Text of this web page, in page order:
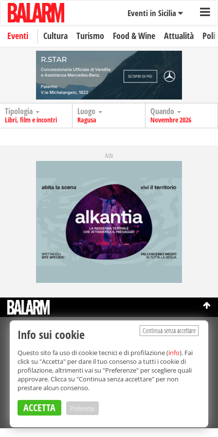
Eventi in Sicilia
Eventi Cultura Turismo Food & Wine Attualità
Tipologia
Libri, film e incontri
Luogo
Ragusa
Quando
Novembre 2026
Adv
©Copyright 2003-2026
Bmedia Srl
La riproduzione totale o parziale di tutti i contenuti, in qualunque
forma, su qualsiasi supporto è proibita.
Balarm.it è una testata giornalistica registrata. Autorizzazione del
Tribunale di Palermo n° 32 del 21/10/2003
Direttore responsabile:Fabio Ricotta
Privacy e Cookie Policy
Continua senza accettare
Info sui cookie
Questo sito fa uso di cookie tecnici e di profilazione (info). Fai
click su "Accetta" per dare il tuo consenso a tutti i cookie di
profilazione, altrimenti vai su "Preferenze" per scegliere quali
approvare. Clicca su "Continua senza accettare" per non
prestare alcun consenso.
ACCETTA Preferenze